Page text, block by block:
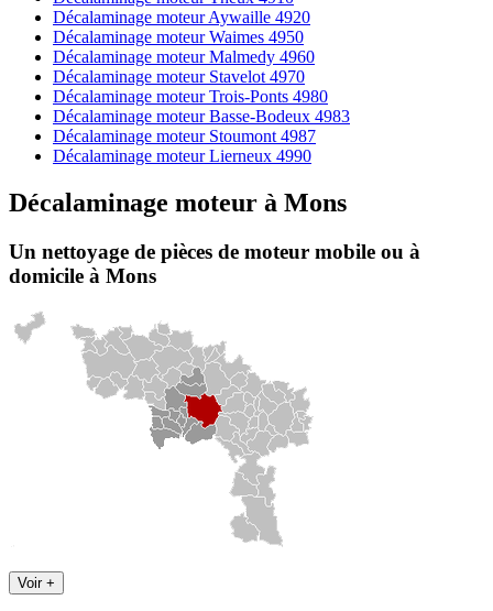
Décalaminage moteur Aywaille 4920
Décalaminage moteur Waimes 4950
Décalaminage moteur Malmedy 4960
Décalaminage moteur Stavelot 4970
Décalaminage moteur Trois-Ponts 4980
Décalaminage moteur Basse-Bodeux 4983
Décalaminage moteur Stoumont 4987
Décalaminage moteur Lierneux 4990
Décalaminage moteur à Mons
Un nettoyage de pièces de moteur mobile ou à
domicile à Mons
Voir +